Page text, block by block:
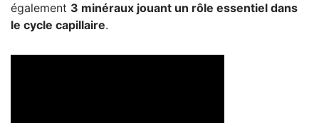
également 3 minéraux jouant un rôle essentiel dans
le cycle capillaire.